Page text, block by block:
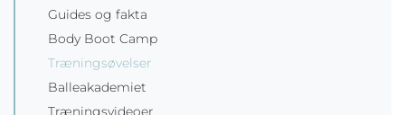
Guides og fakta
Body Boot Camp
Træningsøvelser
Balleakademiet
Træningsvideoer